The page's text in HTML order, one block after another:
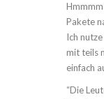
Pakete
Ich
mit teils
einfach
“Die